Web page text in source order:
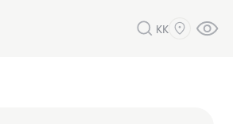
KK